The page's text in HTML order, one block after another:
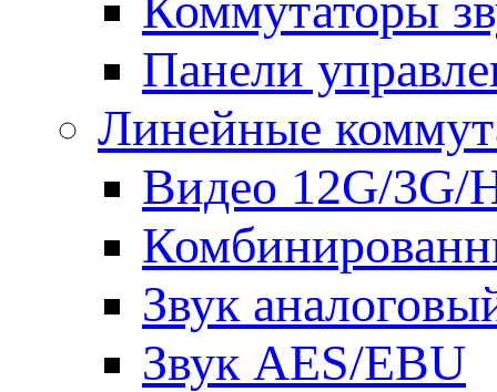
Панели
Линейные
Видео 12G/3G/
Звук
Звук AES/EBU